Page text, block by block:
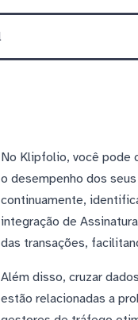
No Klipfolio, você pode
o desempenho dos
continuamente,
integração de
das transações,
Além disso, cruzar
estão relacionadas a